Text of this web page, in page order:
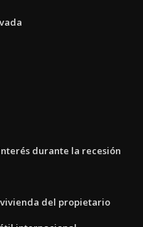
durante la recesión
del propietario